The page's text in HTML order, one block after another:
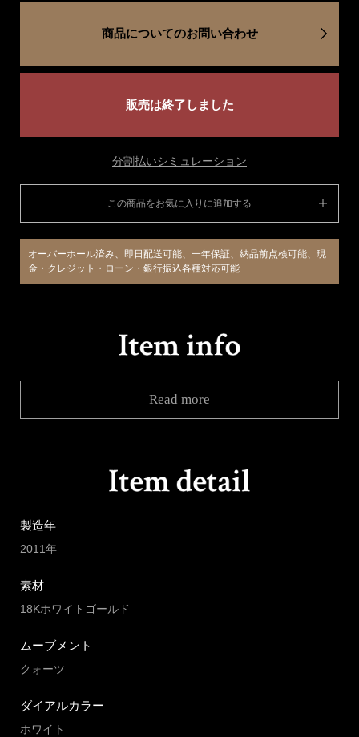
商品についてのお問い合わせ
販売は終了しました
分割払いシミュレーション
この商品をお気に入りに追加する
オーバーホール済み、即日配送可能、一年保証、納品前点検可能、現
金・クレジット・ローン・銀行振込各種対応可能
Read more
製造年
2011年
素材
18Kホワイトゴールド
ムーブメント
クォーツ
ダイアルカラー
ホワイト